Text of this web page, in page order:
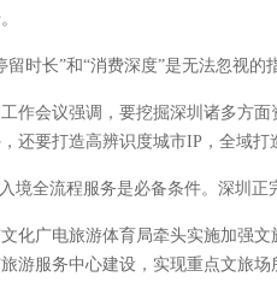
长”和“消费深度”是无法忽视的
会议强调，要挖掘深圳诸多方面
还要打造高辨识度城市IP，全域打
全流程服务是必备条件。深圳正
广电旅游体育局牵头实施加强文
游服务中心建设，实现重点文旅场